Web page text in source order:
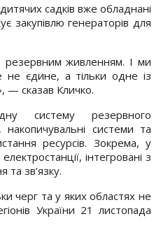
садків вже обладнані
закупівлю генераторів для
резервним живленням. І ми
єдине, а тільки одне із
— сказав Кличко.
систему резервного
системи та
ресурсів. Зокрема, у
інтегровані з
зв’язку.
черг та у яких областях не
України 21 листопада